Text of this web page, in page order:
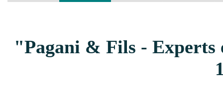
"Pagani & Fils - Experts